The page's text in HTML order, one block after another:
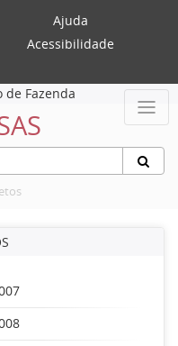
Ajuda
Acessibilidade
de Fazenda